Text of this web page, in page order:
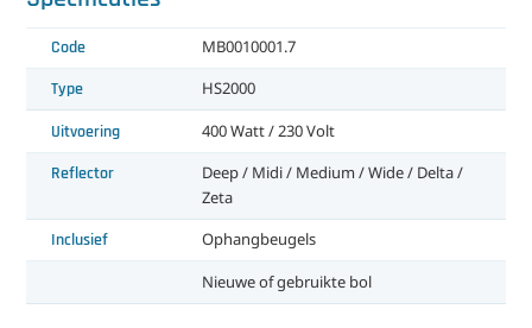
Code MB0010001.7
Type HS2000
Uitvoering 400 Watt / 230 Volt
Reflector
Deep / Midi / Medium / Wide / Delta /
Zeta
Inclusief
Ophangbeugels
Nieuwe of gebruikte bol